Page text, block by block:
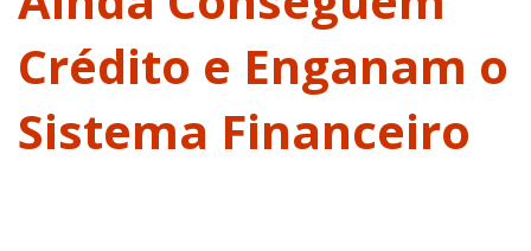
Crédito e Enganam o
Sistema Financeiro